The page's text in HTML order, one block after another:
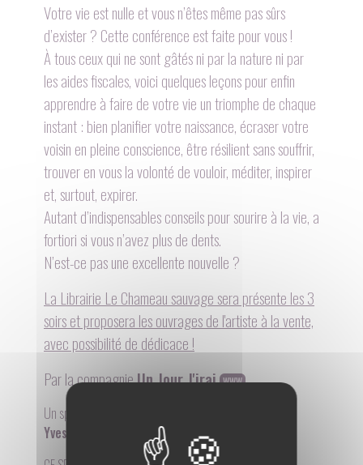
Votre vie est nulle et vous n’êtes même pas sûrs
d’exister ? Cette conférence est faite pour vous !
À tous ceux qui ne sont gâtés ni par la nature ni par
les aides fiscales, voici quelques leçons pour enfin
apprendre à faire de votre vie un triomphe de chaque
instant : bien planifier votre naissance, écraser votre
voisin en pleine conscience, être résilient sans souffrir,
trouver en vous la volonté de vouloir, méditer, inspirer
et, surtout, expirer.
Autant d’indispensables conseils pour sourire à la vie, a
fortiori si vous n’avez plus de dents.
N’est-ce pas une excellente nouvelle ?
La Librairie Le Chameau sauvage sera présente les 3
soirs et proposera les ouvrages de l'artiste à la vente,
avec possibilité de dédicace !
Par la compagnieUn Jour J'irai WWW
Un spectacle écrit et interprété par :
Yves Cusset